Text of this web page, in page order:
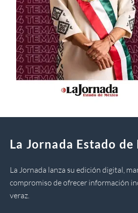
La Jornada Estado de
La Jornada lanza su edición digital,
compromiso de ofrecer información
veraz.